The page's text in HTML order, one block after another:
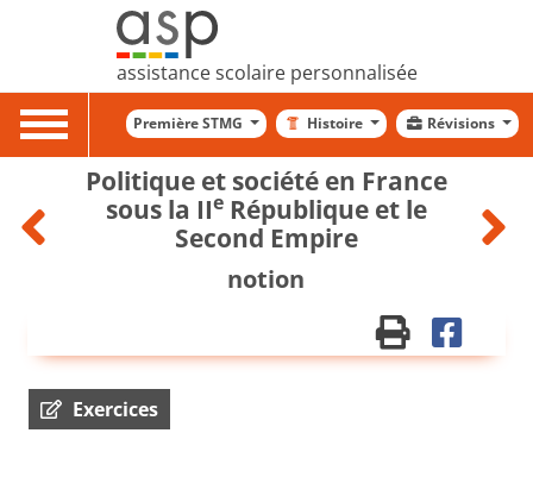
assistance scolaire personnalisée
Toggle
navigation
Première STMG Histoire Révisions
Politique et société en France
sous la IIeRépublique et le
Second Empire
notion
Exercices